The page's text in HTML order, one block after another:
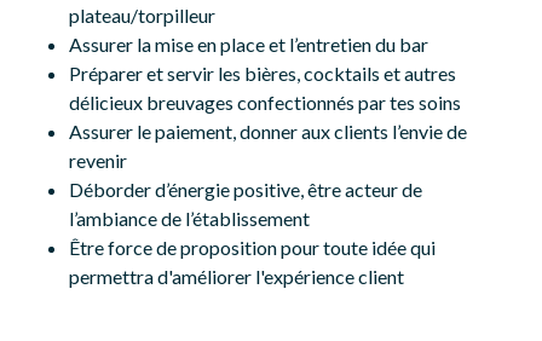
plateau/torpilleur
Assurer la mise en place et l’entretien du bar
Préparer et servir les bières, cocktails et autres
délicieux breuvages confectionnés par tes soins
Assurer le paiement, donner aux clients l’envie de
revenir
Déborder d’énergie positive, être acteur de
l’ambiance de l’établissement
Être force de proposition pour toute idée qui
permettra d'améliorer l'expérience client